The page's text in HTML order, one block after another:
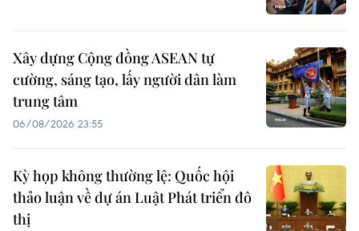
Xây dựng Cộng đồng ASEAN tự
cường, sáng tạo, lấy người dân làm
trung tâm
06/08/2026 23:55
Kỳ họp không thường lệ: Quốc hội
thảo luận về dự án Luật Phát triển đô
thị